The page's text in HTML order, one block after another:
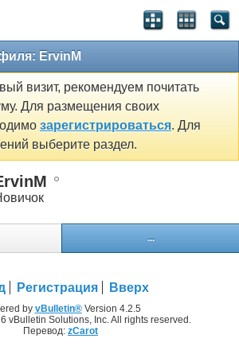
ErvinM
визит, рекомендуем почитать
Для размещения своих
зарегистрироваться. Для
выберите раздел.
...
Регистрация Вверх
by vBulletin®Version 4.2.5
vBulletin Solutions, Inc. All rights reserved.
Перевод: zCarot